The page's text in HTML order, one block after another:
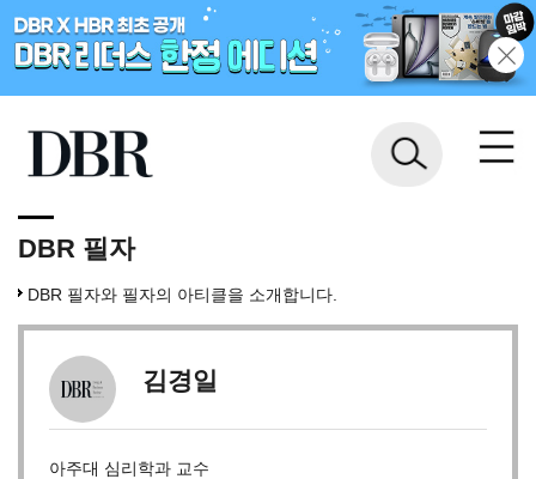
DBR 필자
DBR 필자와 필자의 아티클을 소개합니다.
김경일
아주대 심리학과 교수